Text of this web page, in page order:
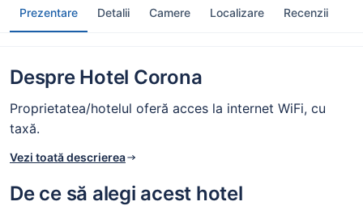
Prezentare Detalii Camere Localizare Recenzii
Despre Hotel Corona
Proprietatea/hotelul oferă acces la internet WiFi, cu
taxă.
Vezi toată descrierea
De ce să alegi acest hotel